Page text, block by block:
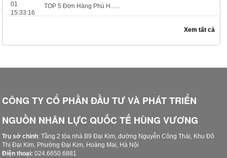
01
15:33:16
TOP 5 Đơn Hàng Phù H......
Xem tất cả
CÔNG TY CỔ PHẦN ĐẦU TƯ VÀ PHÁT TRIỂN
NGUỒN NHÂN LỰC QUỐC TẾ HÙNG VƯƠNG
Trụ sở chinh: Tầng 2 tòa nhà B9 Đại Kim, đường Nguyễn Công Thái, Khu Đô
Thị Đại Kim, Phường Đại Kim, Hoàng Mai, Hà Nội
Điện thoại: 024.6650.6881